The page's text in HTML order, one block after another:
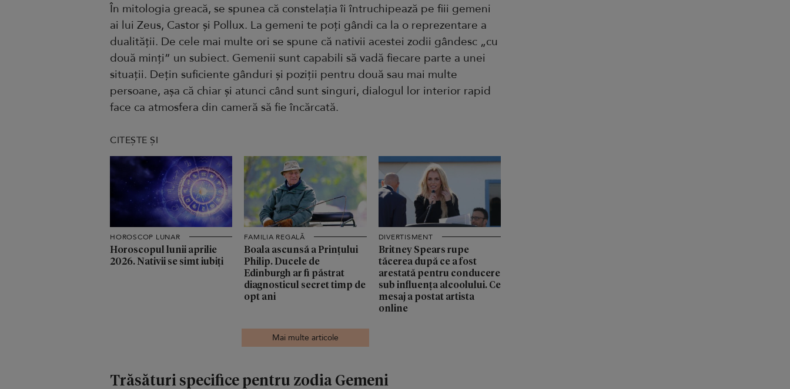
În mitologia greacă, se spunea că constelația îi întruchipează pe fiii gemeni
ai lui Zeus, Castor și Pollux. La gemeni te poți gândi ca la o reprezentare a
dualității. De cele mai multe ori se spune că nativii acestei zodii gândesc „cu
două minți” un subiect. Gemenii sunt capabili să vadă fiecare parte a unei
situații. Dețin suficiente gânduri și poziții pentru două sau mai multe
persoane, așa că chiar și atunci când sunt singuri, dialogul lor interior rapid
face ca atmosfera din cameră să fie încărcată.
CITEȘTE ȘI
HOROSCOP LUNAR
Horoscopul lunii aprilie
2026. Nativii se simt iubiți
FAMILIA REGALĂ
Boala ascunsă a Prințului
Philip. Ducele de
Edinburgh ar fi păstrat
diagnosticul secret timp de
opt ani
DIVERTISMENT
Britney Spears rupe
tăcerea după ce a fost
arestată pentru conducere
sub influența alcoolului. Ce
mesaj a postat artista
online
Mai multe articole
Trăsături specifice pentru zodia Gemeni